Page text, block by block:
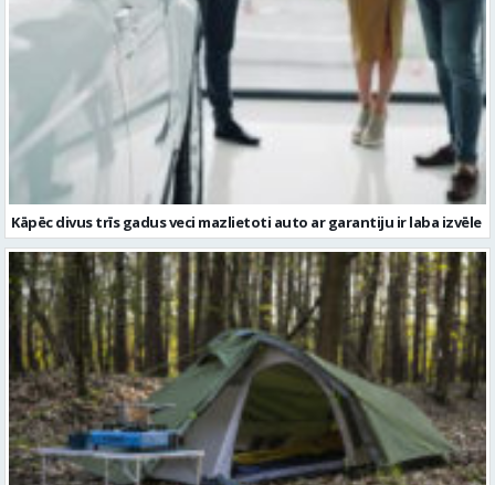
Kāpēc divus trīs gadus veci mazlietoti auto ar garantiju ir laba izvēle